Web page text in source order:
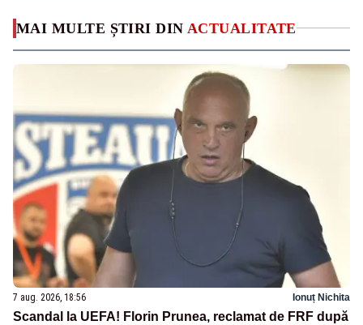
MAI MULTE ȘTIRI DIN ACTUALITATE
7 aug. 2026, 18:56 Ionuț Nichita
Scandal la UEFA! Florin Prunea, reclamat de FRF după